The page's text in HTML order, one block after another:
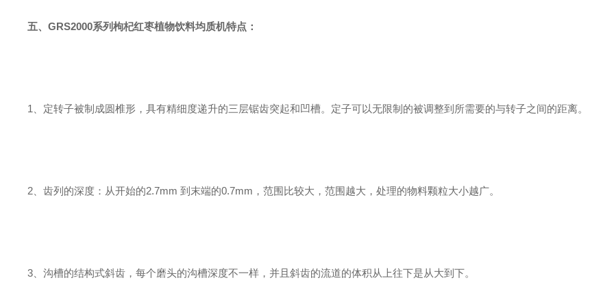
五、 GRS2000系列枸杞红枣植物饮料均质机特点：
1、定转子被制成圆椎形，具有精细度递升的三层锯齿突起和凹槽。定子可以无限制的被调整到所需要的与转子之间的距离。
2、齿列的深度：从开始的2.7mm 到末端的0.7mm，范围比较大，范围越大，处理的物料颗粒大小越广。
3、沟槽的结构式斜齿，每个磨头的沟槽深度不一样，并且斜齿的流道的体积从上往下是从大到下。